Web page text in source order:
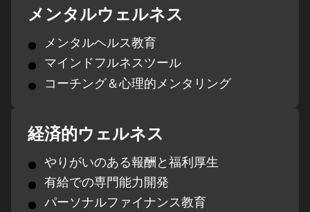
メンタルウェルネス
メンタルヘルス教育
マインドフルネスツール
コーチング＆心理的メンタリング
経済的ウェルネス
やりがいのある報酬と福利厚生
有給での専門能力開発
パーソナルファイナンス教育